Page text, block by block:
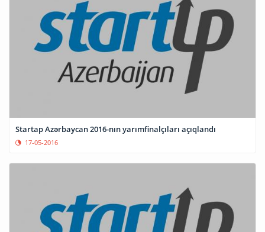
Startap Azərbaycan 2016-nın yarımfinalçıları açıqlandı
17-05-2016